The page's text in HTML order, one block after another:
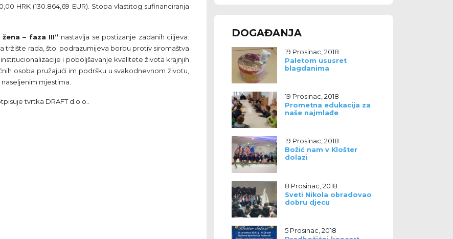
HRK (130.864,69 EUR). Stopa vlastitog sufinanciranja
– faza III“ nastavlja se postizanje zadanih ciljeva:
tržište rada, što podrazumijeva borbu protiv siromaštva
i poboljšavanje kvalitete života krajnjih
osoba pružajući im podršku u svakodnevnom životu,
mjestima.
tvrtka DRAFT d.o.o..
DOGAĐANJA
19 Prosinac, 2018
Paletom ususret
blagdanima
19 Prosinac, 2018
Prometna edukacija za
naše najmlađe
19 Prosinac, 2018
Božić nam v Klošter
dolazi
8 Prosinac, 2018
Sveti Nikola obradovao
dobru djecu
5 Prosinac, 2018